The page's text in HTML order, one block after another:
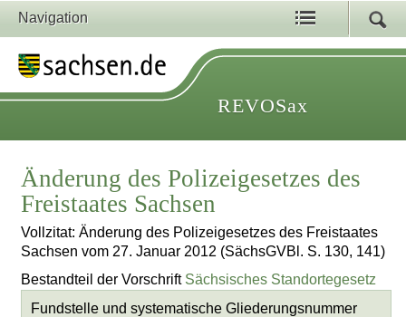
Navigation
REVOSax
Änderung des Polizeigesetzes des
Freistaates Sachsen
Vollzitat: Änderung des Polizeigesetzes des Freistaates
Sachsen vom 27. Januar 2012 (SächsGVBl. S. 130, 141)
Bestandteil der Vorschrift Sächsisches Standortegesetz
Fundstelle und systematische Gliederungsnummer